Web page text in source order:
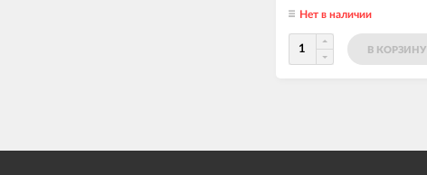
Нет в наличии
В КОРЗИНУ